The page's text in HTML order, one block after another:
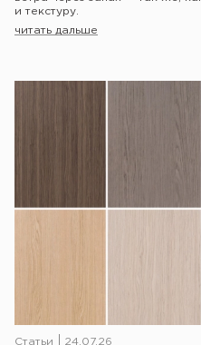
и текстуру.
читать дальше
Статьи 24.07.26